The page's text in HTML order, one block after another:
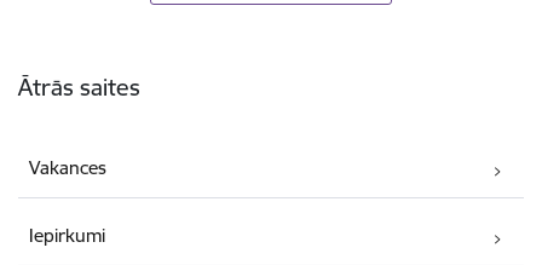
Ātrās saites
Vakances
Iepirkumi